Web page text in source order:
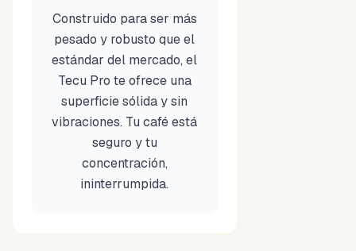
Construido para ser más
pesado y robusto que el
estándar del mercado, el
Tecu Pro te ofrece una
superficie sólida y sin
vibraciones. Tu café está
seguro y tu
concentración,
ininterrumpida.